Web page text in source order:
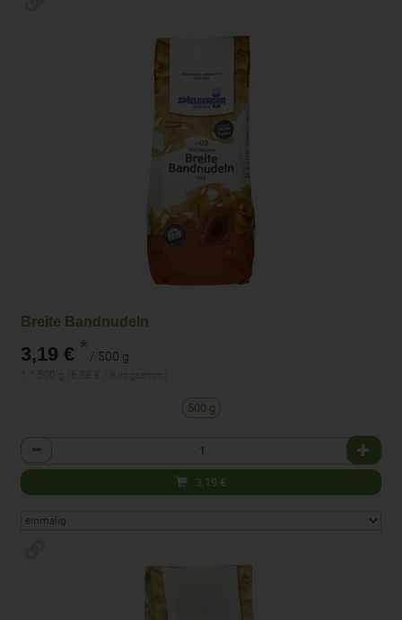
Breite Bandnudeln
3,19 € * / 500 g
500 g
Anzahl
3,19 €